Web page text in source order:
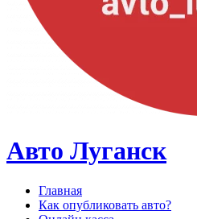
Авто Луганск
Главная
Как опубликовать авто?